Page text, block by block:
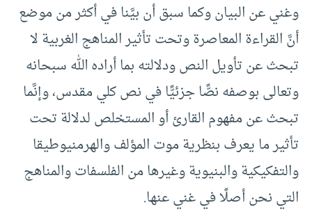
وغني عن البيان وكما سبق أن بيَّنا في أكثر من موضع
أنَّ القراءة المعاصرة وتحت تأثير المناهج الغربية لا
تبحث عن تأويل النص ودلالته بما أراده الله سبحانه
وتعالى بوصفه نصًّا جزئيًّا في نص كلي مقدس، وإنَّما
تبحث عن مفهوم القارئ أو المستخلص لدلالة تحت
تأثير ما يعرف بنظرية موت المؤلف والهرمنيوطيقا
والتفكيكية والبنيوية وغيرها من الفلسفات والمناهج
التي نحن أصلًا في غني عنها.